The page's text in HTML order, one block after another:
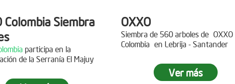
Descripción
Colombia Siembra
participa en la
de la Serranía El Majuy
OXXO
Siembra de 560 arboles de OXXO
Colombia en Lebrija - Santander
Ver más